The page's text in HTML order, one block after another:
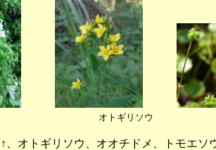
オトギリソウ
、オトギリソウ、オオチドメ、トモエソ